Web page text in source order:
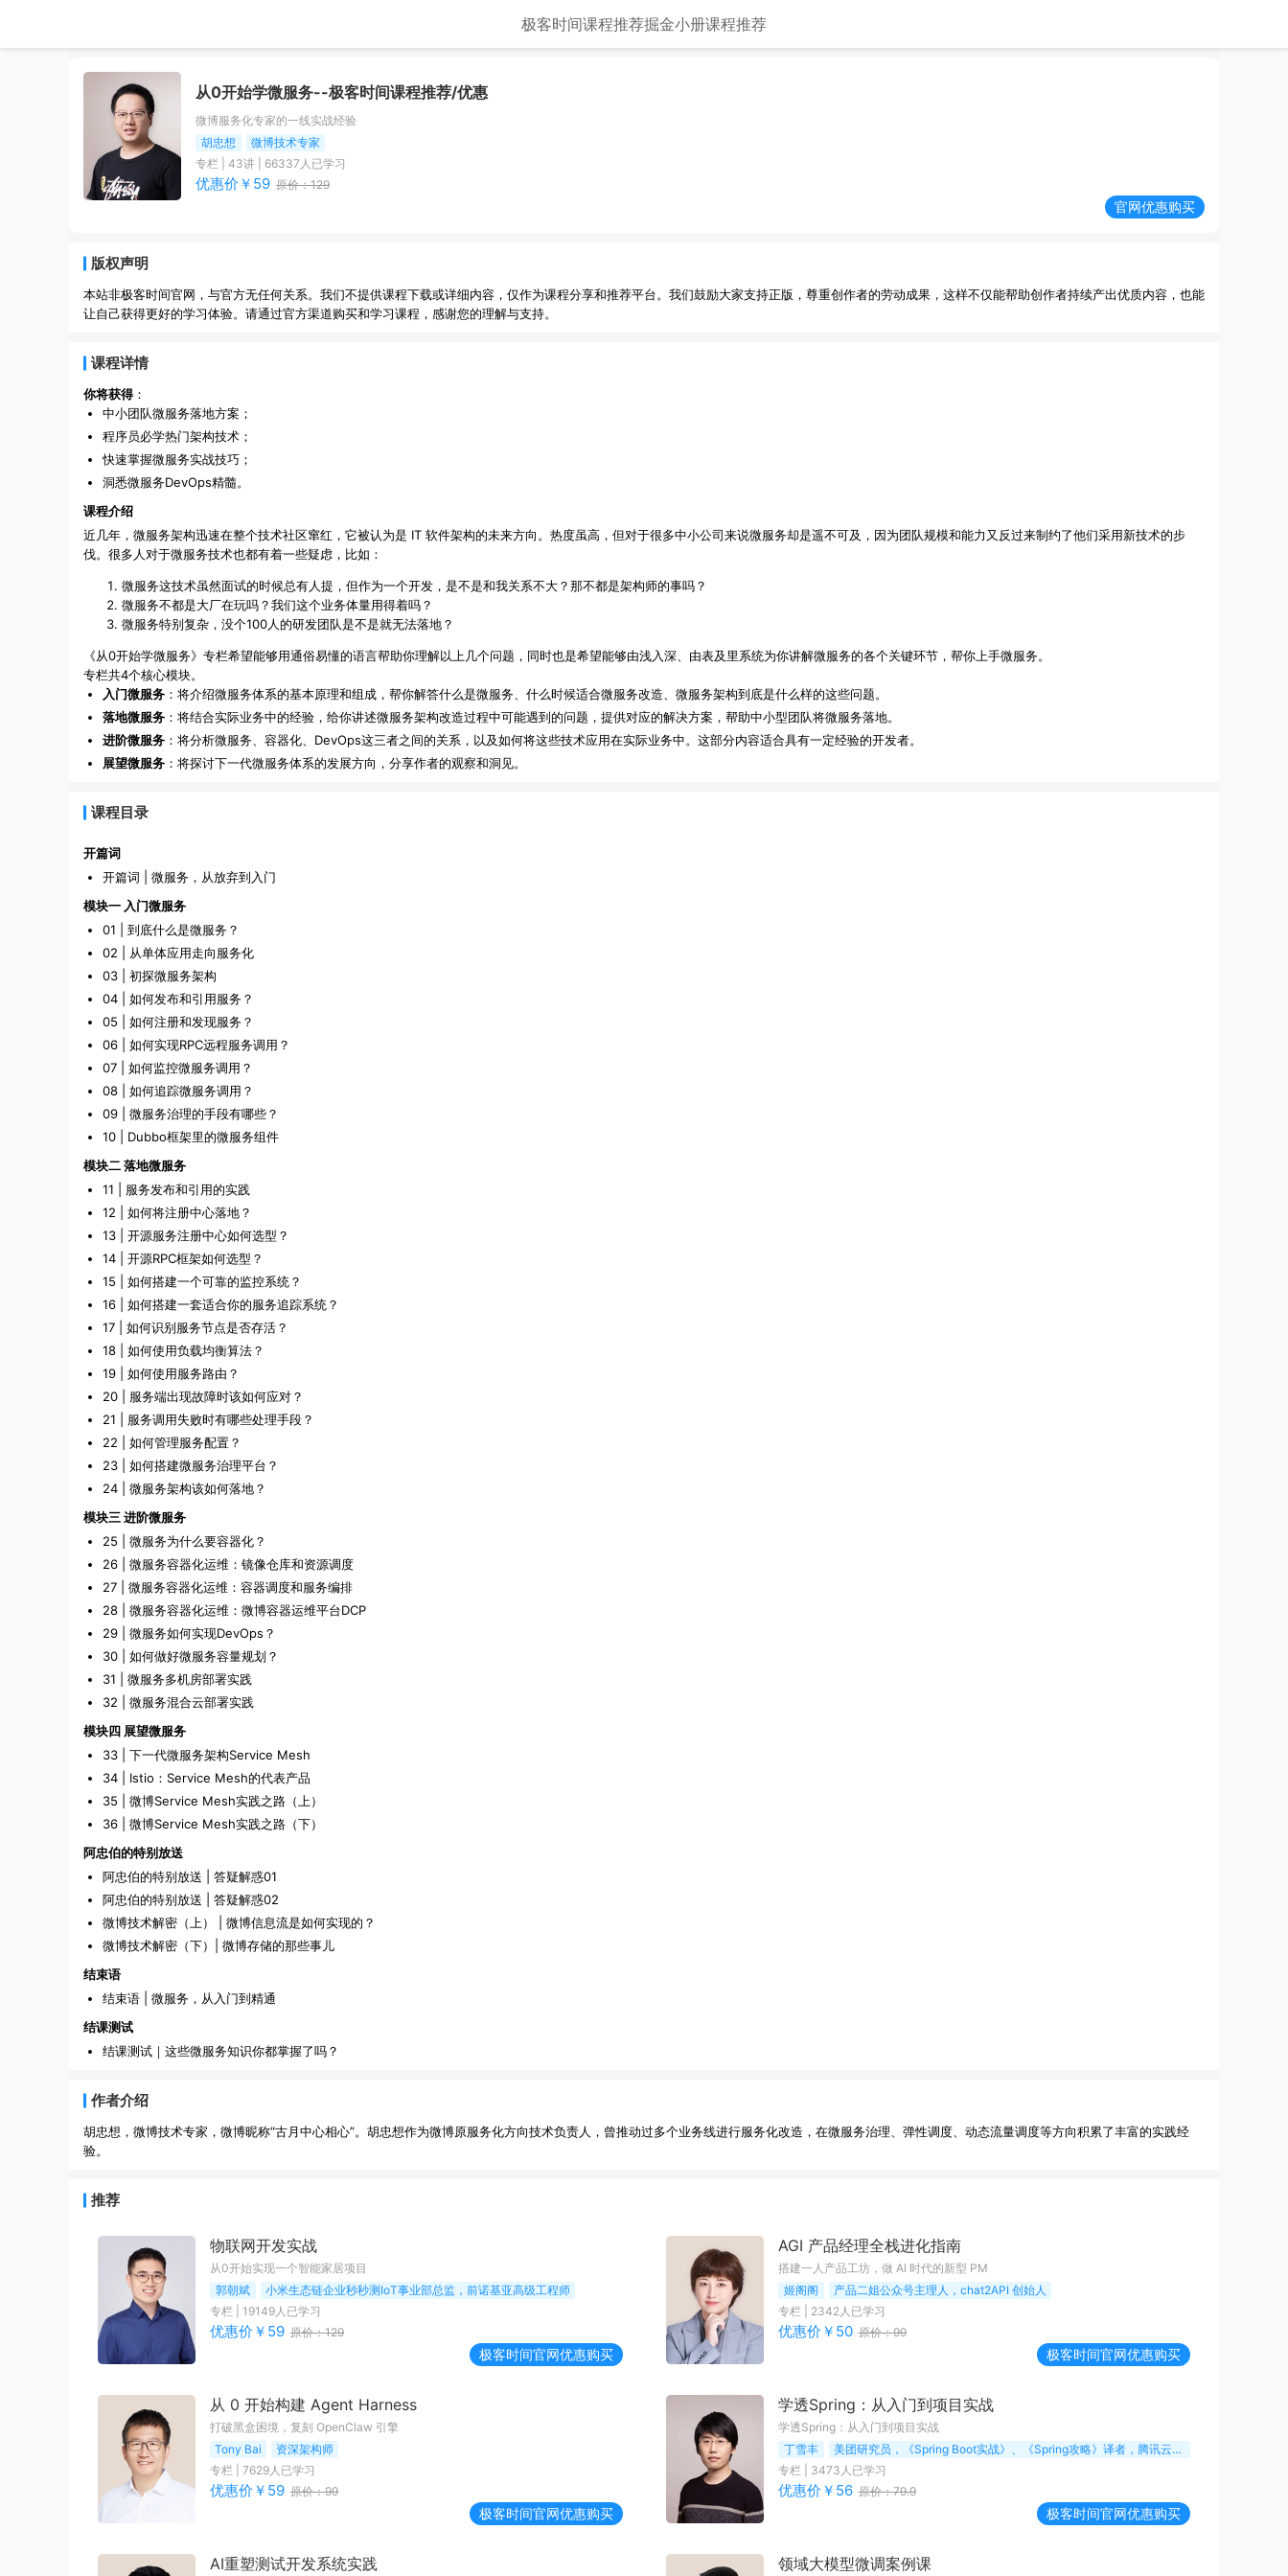
极客时间课程推荐掘金小册课程推荐
从0开始学微服务--极客时间课程推荐/优惠
微博服务化专家的一线实战经验
胡忠想
微博技术专家
专栏
43讲 | 66337 人已学习
优惠价￥ 59 原价：129
官网优惠购买
版权声明
本站非极客时间官网，与官方无任何关系。我们不提供课程下载或详细内容，仅作为课程分享和推荐平台。我们鼓励大家支持正版，尊重创作者的劳动成果，这样不仅能帮助创作者持续产出优质内容，也能
让自己获得更好的学习体验。请通过官方渠道购买和学习课程，感谢您的理解与支持。
课程详情
你将获得：
中小团队微服务落地方案；
程序员必学热门架构技术；
快速掌握微服务实战技巧；
洞悉微服务DevOps精髓。
课程介绍
近几年，微服务架构迅速在整个技术社区窜红，它被认为是 IT 软件架构的未来方向。热度虽高，但对于很多中小公司来说微服务却是遥不可及，因为团队规模和能力又反过来制约了他们采用新技术的步
伐。很多人对于微服务技术也都有着一些疑虑，比如：
微服务这技术虽然面试的时候总有人提，但作为一个开发，是不是和我关系不大？那不都是架构师的事吗？
微服务不都是大厂在玩吗？我们这个业务体量用得着吗？
微服务特别复杂，没个100人的研发团队是不是就无法落地？
《从0开始学微服务》专栏希望能够用通俗易懂的语言帮助你理解以上几个问题，同时也是希望能够由浅入深、由表及里系统为你讲解微服务的各个关键环节，帮你上手微服务。
专栏共4个核心模块。
入门微服务 ：将介绍微服务体系的基本原理和组成，帮你解答什么是微服务、什么时候适合微服务改造、微服务架构到底是什么样的这些问题。
落地微服务 ：将结合实际业务中的经验，给你讲述微服务架构改造过程中可能遇到的问题，提供对应的解决方案，帮助中小型团队将微服务落地。
进阶微服务 ：将分析微服务、容器化、DevOps这三者之间的关系，以及如何将这些技术应用在实际业务中。这部分内容适合具有一定经验的开发者。
展望微服务 ：将探讨下一代微服务体系的发展方向，分享作者的观察和洞见。
课程目录
开篇词
开篇词 | 微服务，从放弃到入门
模块一 入门微服务
01 | 到底什么是微服务？
02 | 从单体应用走向服务化
03 | 初探微服务架构
04 | 如何发布和引用服务？
05 | 如何注册和发现服务？
06 | 如何实现RPC远程服务调用？
07 | 如何监控微服务调用？
08 | 如何追踪微服务调用？
09 | 微服务治理的手段有哪些？
10 | Dubbo框架里的微服务组件
模块二 落地微服务
11 | 服务发布和引用的实践
12 | 如何将注册中心落地？
13 | 开源服务注册中心如何选型？
14 | 开源RPC框架如何选型？
15 | 如何搭建一个可靠的监控系统？
16 | 如何搭建一套适合你的服务追踪系统？
17 | 如何识别服务节点是否存活？
18 | 如何使用负载均衡算法？
19 | 如何使用服务路由？
20 | 服务端出现故障时该如何应对？
21 | 服务调用失败时有哪些处理手段？
22 | 如何管理服务配置？
23 | 如何搭建微服务治理平台？
24 | 微服务架构该如何落地？
模块三 进阶微服务
25 | 微服务为什么要容器化？
26 | 微服务容器化运维：镜像仓库和资源调度
27 | 微服务容器化运维：容器调度和服务编排
28 | 微服务容器化运维：微博容器运维平台DCP
29 | 微服务如何实现DevOps？
30 | 如何做好微服务容量规划？
31 | 微服务多机房部署实践
32 | 微服务混合云部署实践
模块四 展望微服务
33 | 下一代微服务架构Service Mesh
34 | Istio：Service Mesh的代表产品
35 | 微博Service Mesh实践之路（上）
36 | 微博Service Mesh实践之路（下）
阿忠伯的特别放送
阿忠伯的特别放送 | 答疑解惑01
阿忠伯的特别放送 | 答疑解惑02
微博技术解密（上） | 微博信息流是如何实现的？
微博技术解密（下）| 微博存储的那些事儿
结束语
结束语 | 微服务，从入门到精通
结课测试
结课测试｜这些微服务知识你都掌握了吗？
作者介绍
胡忠想，微博技术专家，微博昵称“古月中心相心”。胡忠想作为微博原服务化方向技术负责人，曾推动过多个业务线进行服务化改造，在微服务治理、弹性调度、动态流量调度等方向积累了丰富的实践经
推荐
物联网开发实战
从0开始实现一个智能家居项目
郭朝斌
小米生态链企业秒秒测IoT事业部总监，前诺基亚高级工程师
专栏
19149人已学习
优惠价￥ 59 原价：129
极客时间官网优惠购买
AGI 产品经理全栈进化指南
搭建一人产品工坊，做 AI 时代的新型 PM
姬阁阁
产品二姐公众号主理人，chat2API 创始人
专栏
2342人已学习
优惠价￥ 50 原价：99
极客时间官网优惠购买
从 0 开始构建 Agent Harness
打破黑盒困境，复刻 OpenClaw 引擎
Tony Bai
资深架构师
专栏
7629人已学习
优惠价￥ 59 原价：99
极客时间官网优惠购买
学透Spring：从入门到项目实战
学透Spring：从入门到项目实战
丁雪丰
美团研究员，《Spring Boot实战》、《Spring攻略》译者，腾讯云TVP。
专栏
3473 人已学习
优惠价￥ 56 原价：79.9
极客时间官网优惠购买
AI重塑测试开发系统实践 领域大模型微调案例课